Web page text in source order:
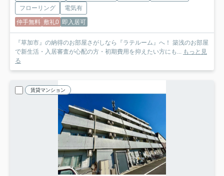
フローリング
電気有
仲手無料 敷礼0 即入居可
『草加市』の納得のお部屋さがしなら『ラテルーム』へ！ 築浅のお部屋
で新生活・入居審査が心配の方・初期費用を抑えたい方にも... もっと見
る
賃貸マンション